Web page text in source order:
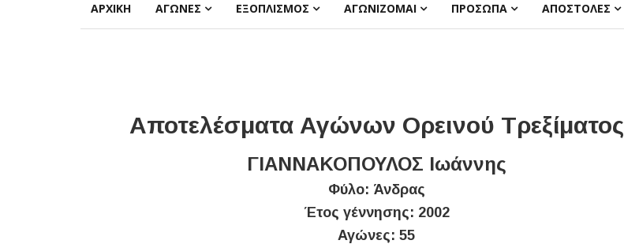
ΑΡΧΙΚΗ ΑΓΩΝΕΣ ΕΞΟΠΛΙΣΜΟΣ ΑΓΩΝΙΖΟΜΑΙ ΠΡΟΣΩΠΑ ΑΠΟΣΤΟΛΕΣ
Αποτελέσματα Αγώνων Ορεινού Τρεξίματος
ΓΙΑΝΝΑΚΟΠΟΥΛΟΣ Ιωάννης
Φύλο: Άνδρας
Έτος γέννησης: 2002
Αγώνες: 55